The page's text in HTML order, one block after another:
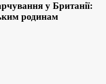
у Британії:
родинам